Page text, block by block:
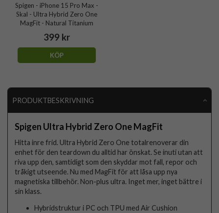
Spigen - iPhone 15 Pro Max -
Skal - Ultra Hybrid Zero One
MagFit - Natural Titanium
399 kr
KÖP
PRODUKTBESKRIVNING
Spigen Ultra Hybrid Zero One MagFit
Hitta inre frid. Ultra Hybrid Zero One totalrenoverar din
enhet för den teardown du alltid har önskat. Se inuti utan att
riva upp den, samtidigt som den skyddar mot fall, repor och
tråkigt utseende. Nu med MagFit för att låsa upp nya
magnetiska tillbehör. Non-plus ultra. Inget mer, inget bättre i
sin klass.
Hybridstruktur i PC och TPU med Air Cushion